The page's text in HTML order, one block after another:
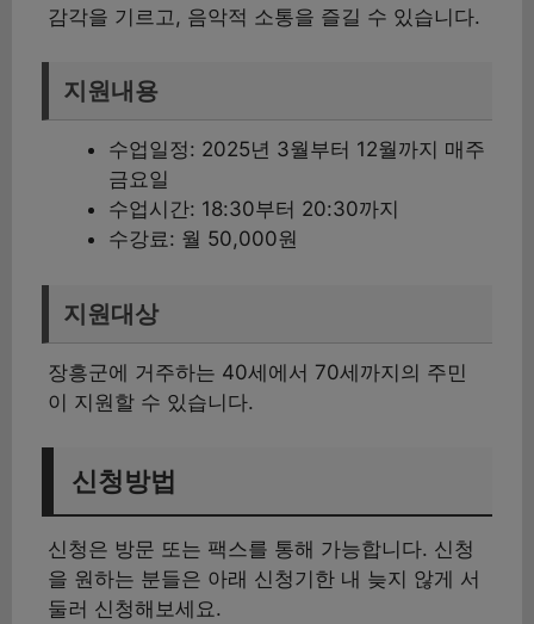
감각을 기르고, 음악적 소통을 즐길 수 있습니다.
지원내용
수업일정: 2025년 3월부터 12월까지 매주
금요일
수업시간: 18:30부터 20:30까지
수강료: 월 50,000원
지원대상
장흥군에 거주하는 40세에서 70세까지의 주민
이 지원할 수 있습니다.
신청방법
신청은 방문 또는 팩스를 통해 가능합니다. 신청
을 원하는 분들은 아래 신청기한 내 늦지 않게 서
둘러 신청해보세요.